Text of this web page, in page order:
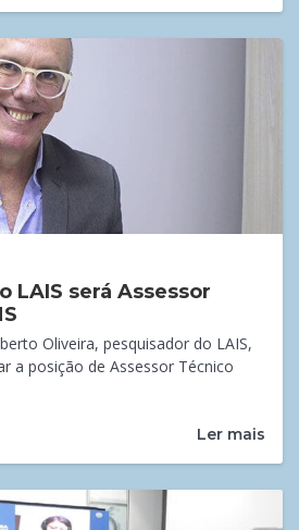
LAIS será Assessor
Oliveira, pesquisador do LAIS,
a posição de Assessor Técnico
Ler mais